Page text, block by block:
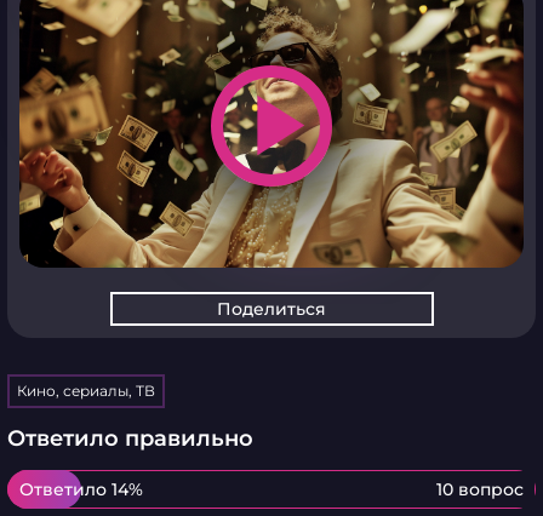
play_arrow
Поделиться
Кино, сериалы, ТВ
Ответило правильно
Ответило 14% 10 вопрос
Ответило 14%